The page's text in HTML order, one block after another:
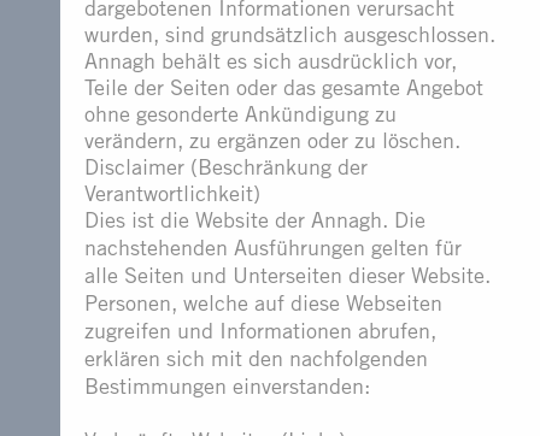
dargebotenen Informationen verursacht
wurden, sind grundsätzlich ausgeschlossen.
Annagh behält es sich ausdrücklich vor,
Teile der Seiten oder das gesamte Angebot
ohne gesonderte Ankündigung zu
verändern, zu ergänzen oder zu löschen.
Disclaimer (Beschränkung der
Verantwortlichkeit)
Dies ist die Website der Annagh. Die
nachstehenden Ausführungen gelten für
alle Seiten und Unterseiten dieser Website.
Personen, welche auf diese Webseiten
zugreifen und Informationen abrufen,
erklären sich mit den nachfolgenden
Bestimmungen einverstanden: